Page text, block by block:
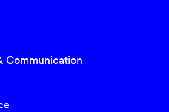
Communication